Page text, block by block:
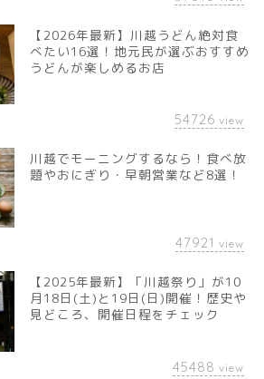
【2026年最新】川越うどん絶対食
べたい16選！地元民が選ぶおすすめ
うどんが楽しめるお店
54726 view
川越でモーニングするなら！食べ放
題やおにぎり・早朝営業など8選！
47921 view
【2025年最新】「川越祭り」が10
月18日(土)と19日(日)開催！歴史や
見どころ、開催日程をチェック
45488 view